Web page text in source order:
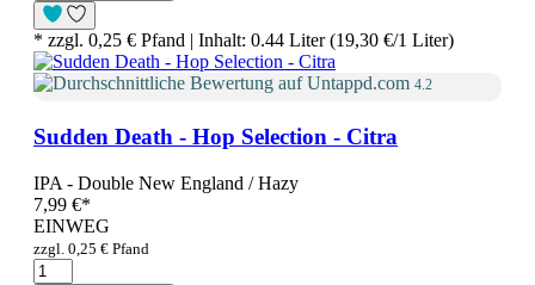
* zzgl. 0,25 € Pfand | Inhalt: 0.44 Liter (19,30 €/1 Liter)
4.2
Sudden Death - Hop Selection - Citra
IPA - Double New England / Hazy
7,99 €*
EINWEG
zzgl. 0,25 € Pfand